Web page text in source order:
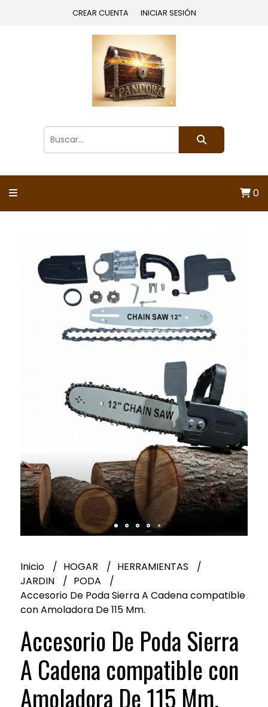
CREAR CUENTA INICIAR SESIÓN
0
Inicio HOGAR
HERRAMIENTAS
JARDIN
PODA
Accesorio De Poda Sierra A Cadena compatible
con Amoladora De 115 Mm.
Accesorio De Poda Sierra
A Cadena compatible con
Amoladora De 115 Mm.